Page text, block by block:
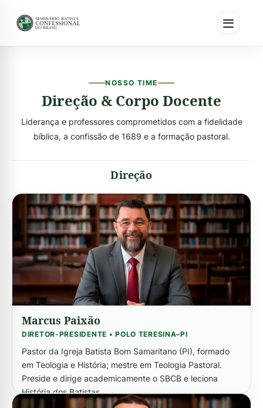
NOSSO TIME
Direção & Corpo Docente
Liderança e professores comprometidos com a fidelidade
bíblica, a confissão de 1689 e a formação pastoral.
Direção
Marcus Paixão
DIRETOR-PRESIDENTE • POLO TERESINA–PI
Pastor da Igreja Batista Bom Samaritano (PI), formado
em Teologia e História; mestre em Teologia Pastoral.
Preside e dirige academicamente o SBCB e leciona
História dos Batistas.